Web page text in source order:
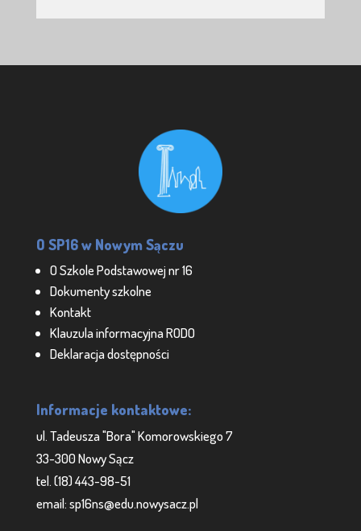
O SP16 w Nowym Sączu
O Szkole Podstawowej nr 16
Dokumenty szkolne
Kontakt
Klauzula informacyjna RODO
Deklaracja dostępności
Informacje kontaktowe:
ul. Tadeusza "Bora" Komorowskiego 7
33-300 Nowy Sącz
tel. (18) 443-98-51
email: sp16ns@edu.nowysacz.pl